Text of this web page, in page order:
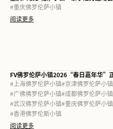
#重庆佛罗伦萨小镇
阅读更多
# 上海佛罗伦萨小镇#京津佛罗伦萨小镇
#广佛佛罗伦萨小镇#成都佛罗伦萨小镇
#武汉佛罗伦萨小镇#重庆佛罗伦萨小镇
#香港佛罗伦斯小镇
阅读更多